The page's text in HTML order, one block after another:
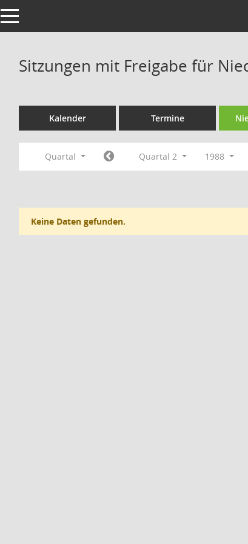
Toggle navigation
Sitzungen mit Freigabe für
Kalender Termine
Quartal Quartal 2 1988
Keine Daten gefunden.